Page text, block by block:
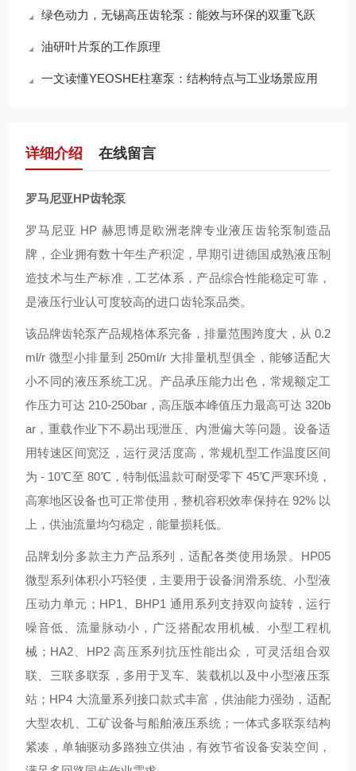
绿色动力，无锡高压齿轮泵：能效与环保的双重飞跃
油研叶片泵的工作原理
一文读懂YEOSHE柱塞泵：结构特点与工业场景应用
详细介绍 在线留言
罗马尼亚HP齿轮泵
罗马尼亚 HP 赫思博是欧洲老牌专业液压齿轮泵制造品
牌，企业拥有数十年生产积淀，早期引进德国成熟液压制
造技术与生产标准，工艺体系，产品综合性能稳定可靠，
是液压行业认可度较高的进口齿轮泵品类。
该品牌齿轮泵产品规格体系完备，排量范围跨度大，从 0.2
ml/r 微型小排量到 250ml/r 大排量机型俱全，能够适配大
小不同的液压系统工况。产品承压能力出色，常规额定工
作压力可达 210-250bar，高压版本峰值压力最高可达 320b
ar，重载作业下不易出现泄压、内泄偏大等问题。设备适
用转速区间宽泛，运行灵活度高，常规机型工作温度区间
为 - 10℃至 80℃，特制低温款可耐受零下 45℃严寒环境，
高寒地区设备也可正常使用，整机容积效率保持在 92% 以
上，供油流量均匀稳定，能量损耗低。
品牌划分多款主力产品系列，适配各类使用场景。HP05
微型系列体积小巧轻便，主要用于设备润滑系统、小型液
压动力单元；HP1、BHP1 通用系列支持双向旋转，运行
噪音低、流量脉动小，广泛搭配农用机械、小型工程机
械；HA2、HP2 高压系列抗压性能出众，可灵活组合双
联、三联多联泵，多用于叉车、装载机以及中小型液压泵
站；HP4 大流量系列接口款式丰富，供油能力强劲，适配
大型农机、工矿设备与船舶液压系统；一体式多联泵结构
紧凑，单轴驱动多路独立供油，有效节省设备安装空间，